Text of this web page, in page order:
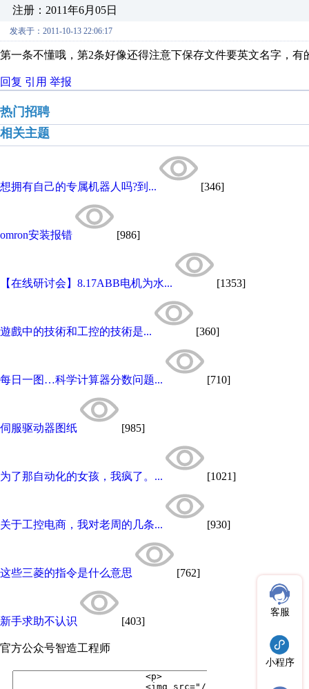
注册：2011年6月05日
发表于：2011-10-13 22:06:17
第一条不懂哦，第2条好像还得注意下保存文件要英文名字，有
回复 引用 举报
热门招聘
相关主题
想拥有自己的专属机器人吗?到... [346]
omron安装报错 [986]
【在线研讨会】8.17ABB电机为水... [1353]
遊戲中的技術和工控的技術是... [360]
每日一图…科学计算器分数问题... [710]
伺服驱动器图纸 [985]
为了那自动化的女孩，我疯了。... [1021]
关于工控电商，我对老周的几条... [930]
这些三菱的指令是什么意思 [762]
新手求助不认识 [403]
官方公众号智造工程师
客服
小程序